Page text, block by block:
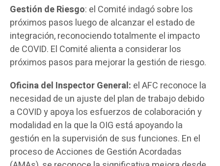
Gestión de Riesgo: el Comité indagó sobre los
próximos pasos luego de alcanzar el estado de
integración, reconociendo totalmente el impacto
de COVID. El Comité alienta a considerar los
próximos pasos para mejorar la gestión de riesgo.
Oficina del Inspector General: el AFC reconoce la
necesidad de un ajuste del plan de trabajo debido
a COVID y apoya los esfuerzos de colaboración y
modalidad en la que la OIG está apoyando la
gestión en la supervisión de sus funciones. En el
proceso de Acciones de Gestión Acordadas